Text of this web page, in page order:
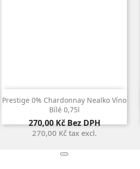
Prestige 0% Chardonnay Nealko Víno
Bílé 0,75l
Cena
270,00 KčBez DPH
270,00 Kčtax excl.
 Rychlý náhled